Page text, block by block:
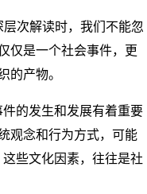
层次解读时，我们不能忽
仅是一个社会事件，更
的产物。
的发生和发展有着重要
观念和行为方式，可能
些文化因素，往往是社